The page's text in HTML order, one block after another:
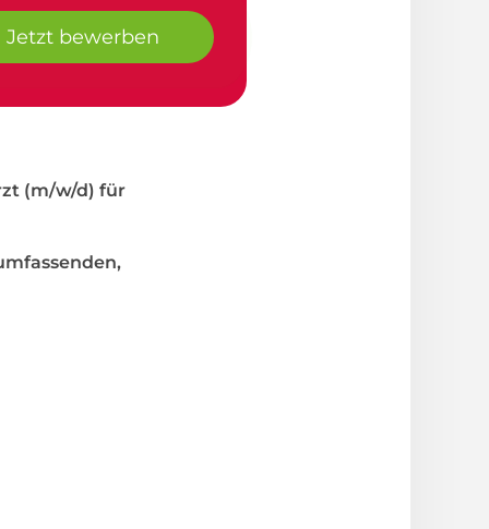
Jetzt bewerben
(m/w/d) für